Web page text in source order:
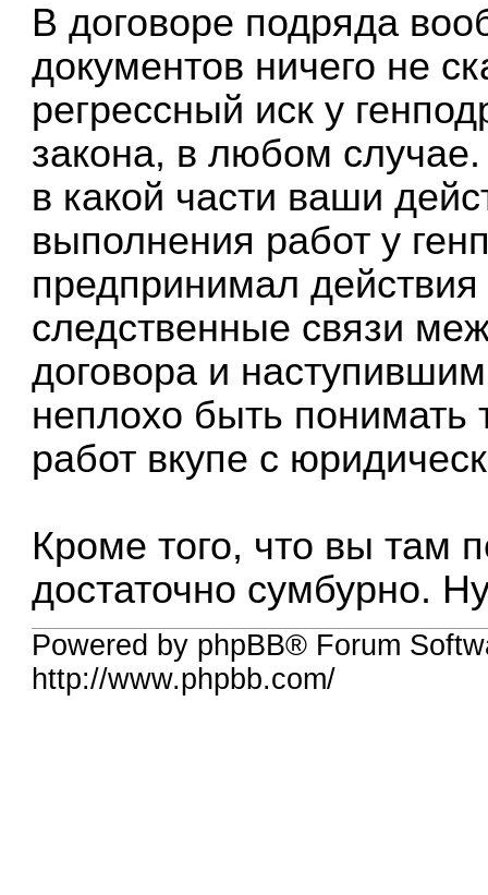
В договоре подряда
документов ничего не
регрессный иск у
закона, в любом
в какой части ваши
выполнения работ у
предпринимал
следственные связи
договора и
неплохо быть понимать
работ вкупе с
Кроме того, что вы там
достаточно сумбурно.
Powered by phpBB® Forum
http://www.phpbb.com/